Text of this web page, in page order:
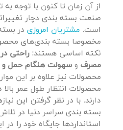
از آن زمان تا کنون با توجه به
صنعت بسته بندی دچار
است. مشتریان امروزی در
نکته اساسی هستند: راحتی
مصرف و سهولت هنگام حمل و
محصولات نیز علاوه بر این
محصولات انتظار طول عمر
دارند. با در نظر گرفتن این
بسته بندی سراسر دنیا در
استانداردها جایگاه خود را